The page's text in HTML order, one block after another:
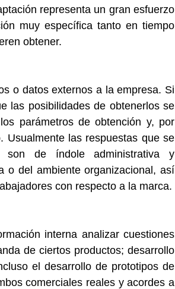
representa un gran esfuerzo
muy específica tanto en tiempo
obtener.
o datos externos a la empresa. Si
las posibilidades de obtenerlos se
parámetros de obtención y, por
Usualmente las respuestas que se
son de índole administrativa y
o del ambiente organizacional, así
con respecto a la marca.
interna analizar cuestiones
de ciertos productos; desarrollo
el desarrollo de prototipos de
comerciales reales y acordes a